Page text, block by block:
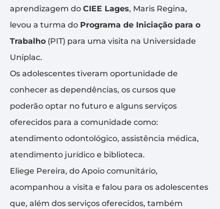
aprendizagem do CIEE Lages, Maris Regina,
levou a turma do Programa de Iniciação para o
Trabalho (PIT) para uma visita na Universidade
Uniplac.
Os adolescentes tiveram oportunidade de
conhecer as dependências, os cursos que
poderão optar no futuro e alguns serviços
oferecidos para a comunidade como:
atendimento odontológico, assistência médica,
atendimento jurídico e biblioteca.
Eliege Pereira, do Apoio comunitário,
acompanhou a visita e falou para os adolescentes
que, além dos serviços oferecidos, também